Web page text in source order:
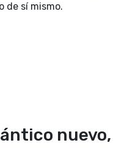
de sí mismo.
nuevo,